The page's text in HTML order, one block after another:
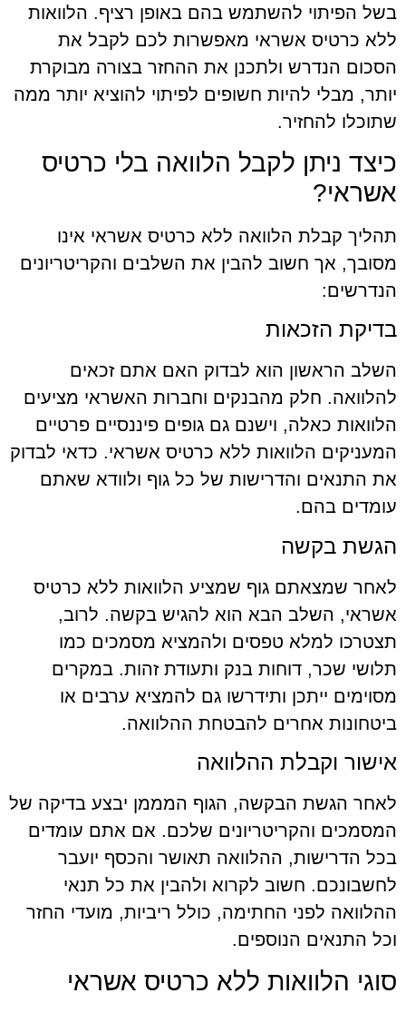
בשל הפיתוי להשתמש בהם באופן רציף. הלוואות
ללא כרטיס אשראי מאפשרות לכם לקבל את
הסכום הנדרש ולתכנן את ההחזר בצורה מבוקרת
יותר, מבלי להיות חשופים לפיתוי להוציא יותר ממה
שתוכלו להחזיר.
כיצד ניתן לקבל הלוואה בלי כרטיס
אשראי?
תהליך קבלת הלוואה ללא כרטיס אשראי אינו
מסובך, אך חשוב להבין את השלבים והקריטריונים
הנדרשים:
בדיקת הזכאות
השלב הראשון הוא לבדוק האם אתם זכאים
להלוואה. חלק מהבנקים וחברות האשראי מציעים
הלוואות כאלה, וישנם גם גופים פיננסיים פרטיים
המעניקים הלוואות ללא כרטיס אשראי. כדאי לבדוק
את התנאים והדרישות של כל גוף ולוודא שאתם
עומדים בהם.
הגשת בקשה
לאחר שמצאתם גוף שמציע הלוואות ללא כרטיס
אשראי, השלב הבא הוא להגיש בקשה. לרוב,
תצטרכו למלא טפסים ולהמציא מסמכים כמו
תלושי שכר, דוחות בנק ותעודת זהות. במקרים
מסוימים ייתכן ותידרשו גם להמציא ערבים או
ביטחונות אחרים להבטחת ההלוואה.
אישור וקבלת ההלוואה
לאחר הגשת הבקשה, הגוף המממן יבצע בדיקה של
המסמכים והקריטריונים שלכם. אם אתם עומדים
בכל הדרישות, ההלוואה תאושר והכסף יועבר
לחשבונכם. חשוב לקרוא ולהבין את כל תנאי
ההלוואה לפני החתימה, כולל ריביות, מועדי החזר
וכל התנאים הנוספים.
סוגי הלוואות ללא כרטיס אשראי